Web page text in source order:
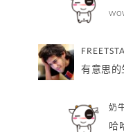
有意思的
奶
哈